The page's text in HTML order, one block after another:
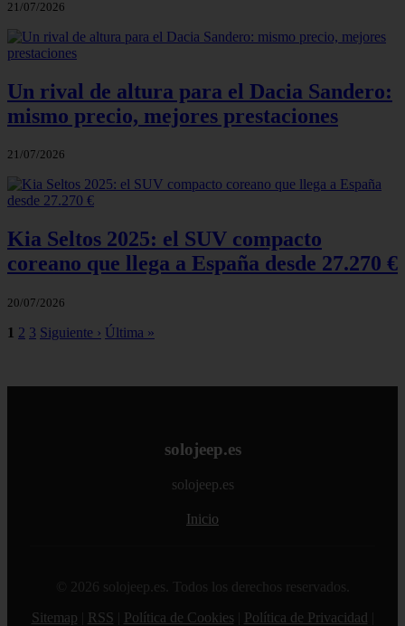
21/07/2026
Un rival de altura para el Dacia Sandero:
mismo precio, mejores prestaciones
21/07/2026
Kia Seltos 2025: el SUV compacto
coreano que llega a España desde 27.270 €
20/07/2026
1 2 3 Siguiente › Última »
solojeep.es
solojeep.es
Inicio
© 2026 solojeep.es. Todos los derechos reservados.
Sitemap
RSS Política de Cookies Política de Privacidad